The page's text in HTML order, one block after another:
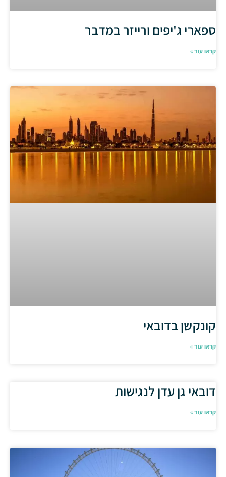
ספארי ג'יפים ורייזר במדבר
קראו עוד »
קונקשן בדובאי
קראו עוד »
דובאי גן עדן לנגישות
קראו עוד »